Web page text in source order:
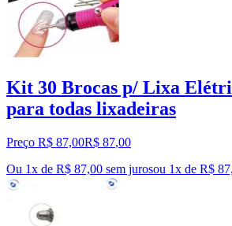
Kit 30 Brocas p/ Lixa
para todas lixadeiras
Preço R$ 87,00R$ 87,00
Ou 1x de R$ 87,00 sem jurosou 1x de R$